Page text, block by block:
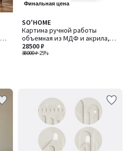
Финальная цена
SO'HOME
Картина ручной работы
объемная из МДФ и акрила,
50х80 см
38000 ₽-25%
28500 ₽